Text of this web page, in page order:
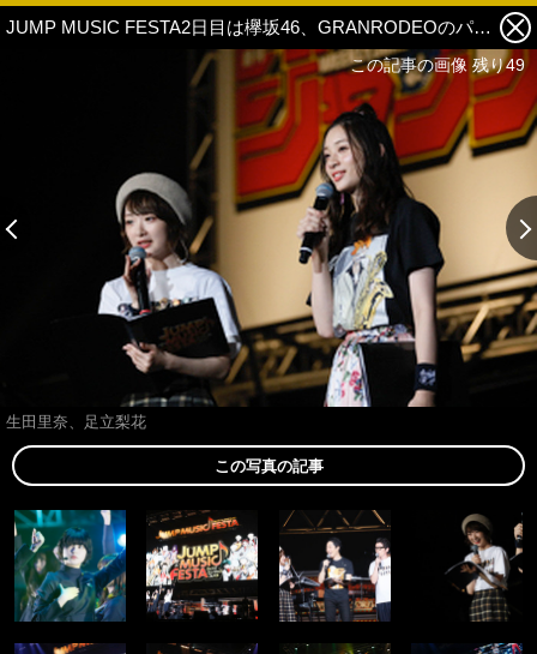
JUMP MUSIC FESTA2日目は欅坂46、GRANRODEOのパフォーマンスにファン熱狂！ライブレポート 35枚目の写真・画像
生田里奈、足立梨花
この写真の記事
この記事の画像 残り49